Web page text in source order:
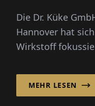
Die Dr. Küke
Hannover hat
Wirkstoff
Industrie..
MEHR LESEN